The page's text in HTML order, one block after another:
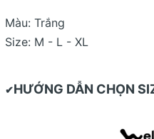
Màu: Trắng
Size: M - L - XL
✔HƯỚNG DẪN CHỌN